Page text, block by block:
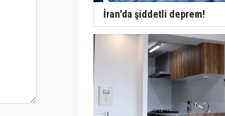
İran'da şiddetli deprem!